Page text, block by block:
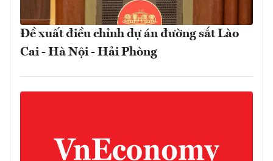
Đề xuất điều chỉnh dự án đường sắt Lào
Cai - Hà Nội - Hải Phòng